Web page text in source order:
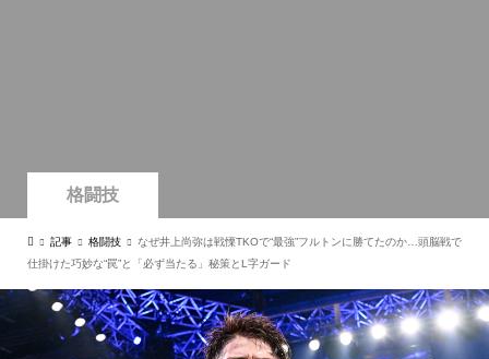
格闘技
記事 格闘技
なぜ井上尚弥は戦慄TKOで“最強”フルトンに勝てたのか…頭脳戦で
仕掛けた巧妙な“罠”と「必ず当たる」秘策とL字ガード